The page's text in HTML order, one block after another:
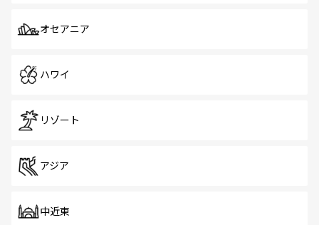
オセアニア
ハワイ
リゾート
アジア
中近東